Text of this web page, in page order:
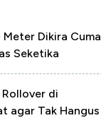
Dikira Cuma
Seketika
di
agar Tak Hangus